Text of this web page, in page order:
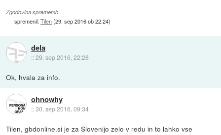
Zgodovina sprememb…
spremenil:Tilen(29. sep 2016 ob 22:24)
dela
::29. sep 2016, 22:28
Ok, hvala za info.
ohnowhy
::30. sep 2016, 09:34
Tilen, gbdonline.si je za Slovenijo zelo v redu in to lahko vse